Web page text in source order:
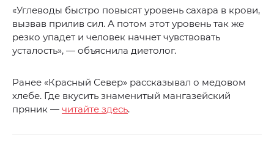
«Углеводы быстро повысят уровень сахара в крови,
вызвав прилив сил. А потом этот уровень так же
резко упадет и человек начнет чувствовать
усталость», — объяснила диетолог.
Ранее «Красный Север» рассказывал о медовом
хлебе. Где вкусить знаменитый мангазейский
пряник — читайте здесь.